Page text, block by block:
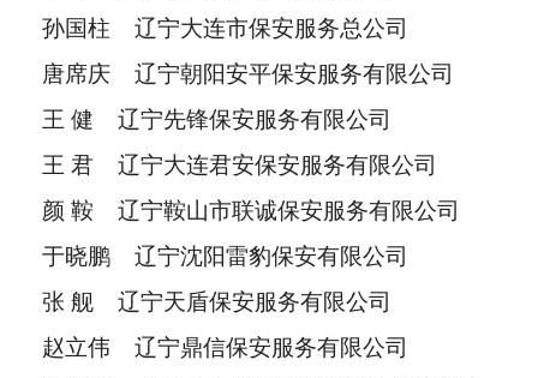
孙国柱 辽宁大连市保安服务总公司
唐席庆 辽宁朝阳安平保安服务有限公司
王 健 辽宁先锋保安服务有限公司
王 君 辽宁大连君安保安服务有限公司
颜 鞍 辽宁鞍山市联诚保安服务有限公司
于晓鹏 辽宁沈阳雷豹保安有限公司
张 舰 辽宁天盾保安服务有限公司
赵立伟 辽宁鼎信保安服务有限公司